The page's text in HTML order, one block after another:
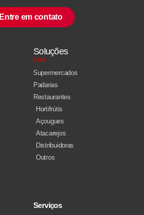
Entre em contato
Soluções
para
Supermercados
Padarias
Restaurantes
Hortifrútis
Açougues
Atacarejos
Distribuidoras
Outros
Serviços